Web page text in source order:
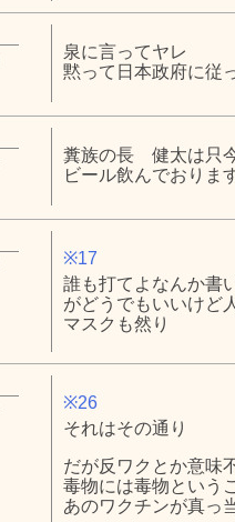
泉に言ってヤレ
黙って日本政府に従
糞族の長 健太は只
ビール飲んでおりま
※17
誰も打てよなんか書
がどうでもいいけど
マスクも然り
※26
それはその通り
だが反ワクとか意味
毒物には毒物という
あのワクチンが真っ